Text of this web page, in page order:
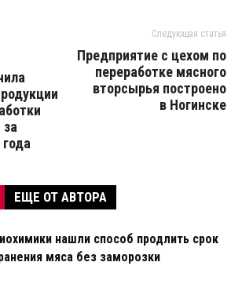
Следующая статья
Предприятие с цехом по
переработке мясного
вторсырья построено
в Ногинске
ЕЩЕ ОТ АВТОРА
нашли способ продлить срок
мяса без заморозки